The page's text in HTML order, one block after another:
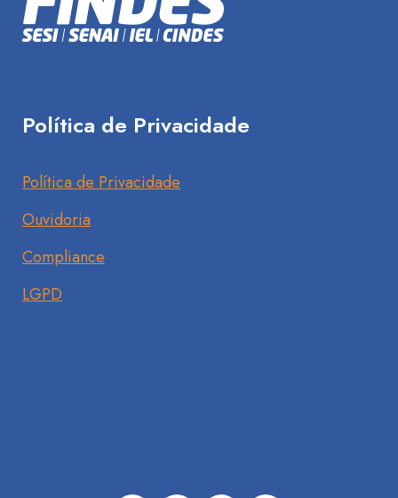
Política de Privacidade
Política de Privacidade
Ouvidoria
Compliance
LGPD